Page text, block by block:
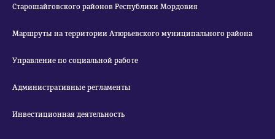
Старошайговского районов Республики Мордовия
Маршруты на территории Атюрьевского муниципального района
Управление по социальной работе
Административные регламенты
Инвестиционная деятельность